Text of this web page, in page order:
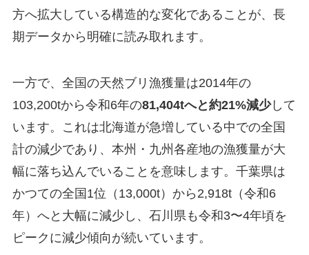
方へ拡大している構造的な変化であることが、長
期データから明確に読み取れます。
一方で、全国の天然ブリ漁獲量は2014年の
103,200tから令和6年の81,404tへと約21%減少して
います。これは北海道が急増している中での全国
計の減少であり、本州・九州各産地の漁獲量が大
幅に落ち込んでいることを意味します。千葉県は
かつての全国1位（13,000t）から2,918t（令和6
年）へと大幅に減少し、石川県も令和3〜4年頃を
ピークに減少傾向が続いています。